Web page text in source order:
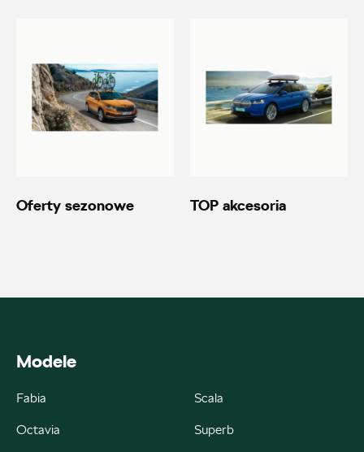
Oferty sezonowe TOP akcesoria
Autoremo
ul. Wiśniowieckiego 123, Nowy Sącz
zamowienia@autoremo.pl
Modele
Fabia Scala
Octavia Superb